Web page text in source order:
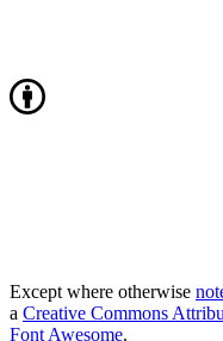
Except where otherwise
a Creative Commons
Font Awesome.